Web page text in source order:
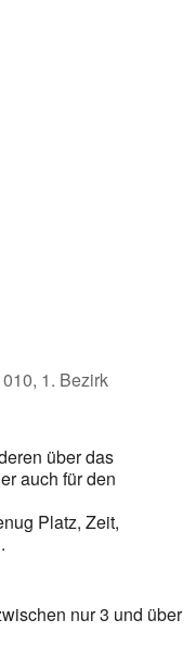
1. Bezirk
über das
auch für den
Platz, Zeit,
nur 3 und über